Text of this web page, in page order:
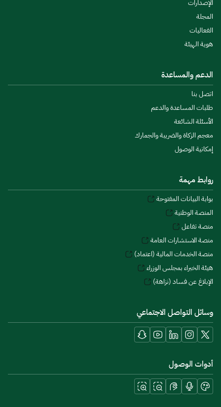
الإصدارات
المجلة
الفعاليات
هوية الهيئة
الدعم والمساعدة
اتصل بنا
طلبات المساعدة والدعم
الأسئلة الشائعة
معجم الزكاة والضريبة والجمارك
إمكانية الوصول
روابط مهمة
بوابة البيانات المفتوحة
المنصة الوطنية
منصة تفاعل
منصة الاستشارات العامة
منصة الخدمات المالية (اعتماد)
هيئة الخبراء بمجلس الوزراء
الإبلاغ عن فساد (نزاهة)
وسائل التواصل الاجتماعي
أدوات الوصول